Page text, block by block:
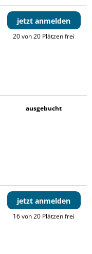
jetzt anmelden
20 von 20 Plätzen frei
ausgebucht
jetzt anmelden
16 von 20 Plätzen frei